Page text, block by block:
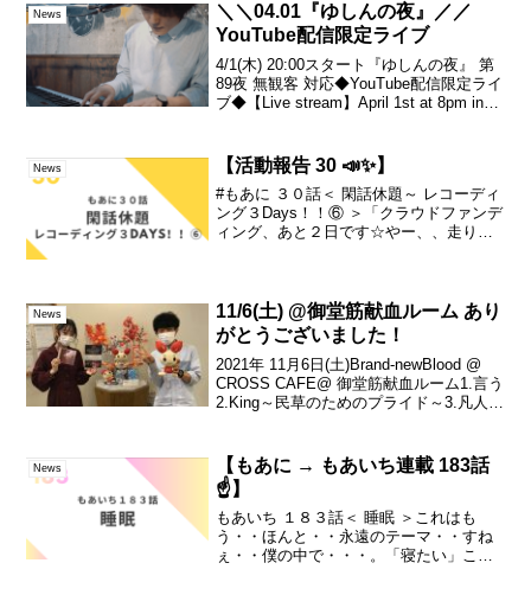
News
＼＼04.01『ゆしんの夜』／／
YouTube配信限定ライブ
4/1(木) 20:00スタート『ゆしんの夜』 第
89夜 無観客 対応◆YouTube配信限定ライ
ブ◆【Live stream】April 1st at 8pm in
News 【活動報告 30 📣✨】
#もあに ３０話＜ 閑話休題～ レコーディ
ング３Days！！⑥ ＞「クラウドファンデ
ィング、あと２日です☆やー、、走り切
いう事...
News
11/6(土) @御堂筋献血ルーム あり
がとうございました！
2021年 11月6日(土)Brand-newBlood @
CROSS CAFE@ 御堂筋献血ルーム1.言う
2.King～民草のためのプライド～3.凡人4.
News
【もあに → もあいち連載 183話
☝️】
もあいち １８３話＜ 睡眠 ＞これはも
う・・ほんと・・永遠のテーマ・・すね
ぇ・・僕の中で・・・。「寝たい」これ